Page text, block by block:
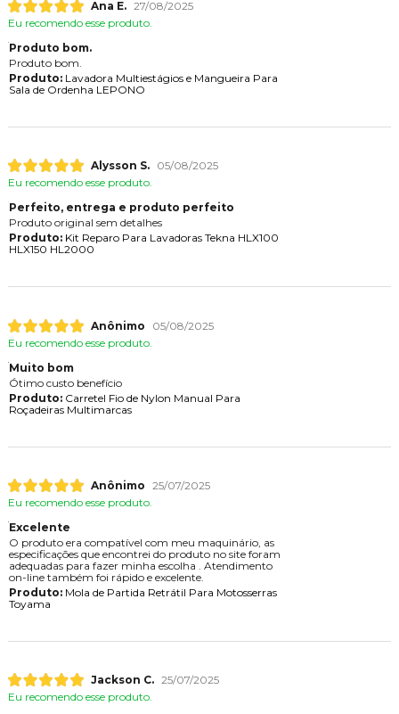
Ana E. 27/08/2025
Eu recomendo esse produto.
Produto bom.
Produto bom.
Produto:Lavadora Multiestágios e Mangueira Para
Sala de Ordenha LEPONO
Alysson S.
05/08/2025
Eu recomendo esse produto.
Perfeito, entrega e produto perfeito
Produto original sem detalhes
Produto:Kit Reparo Para Lavadoras Tekna HLX100
HLX150 HL2000
Anônimo
05/08/2025
Eu recomendo esse produto.
Muito bom
Ótimo custo benefício
Produto:Carretel Fio de Nylon Manual Para
Roçadeiras Multimarcas
Anônimo 25/07/2025
Eu recomendo esse produto.
Excelente
O produto era compatível com meu maquinário, as
especificações que encontrei do produto no site foram
adequadas para fazer minha escolha . Atendimento
on-line também foi rápido e excelente.
Produto:Mola de Partida Retrátil Para Motosserras
Toyama
Jackson C. 25/07/2025
Eu recomendo esse produto.